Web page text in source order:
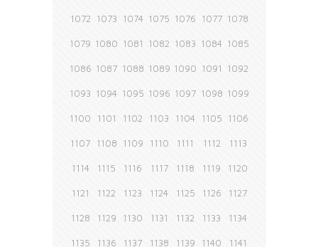
1072 1073 1074 1075 1076 1077 1078
1079 1080 1081 1082 1083 1084 1085
1086 1087 1088 1089 1090 1091 1092
1093 1094 1095 1096 1097 1098 1099
1100 1101 1102 1103 1104 1105 1106
1107 1108 1109 1110 1111 1112 1113
1114 1115 1116 1117 1118 1119 1120
1121 1122 1123 1124 1125 1126 1127
1128 1129 1130 1131 1132 1133 1134
1135 1136 1137 1138 1139 1140 1141